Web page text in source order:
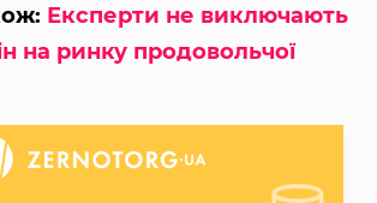
Експерти не виключають
на ринку продовольчої